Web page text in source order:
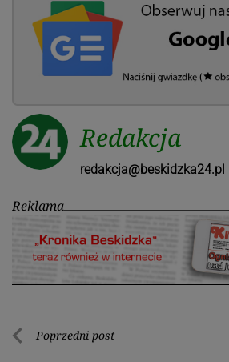
Redakcja
redakcja@beskidzka24.pl
Reklama
Nawigacja
Poprzedni post